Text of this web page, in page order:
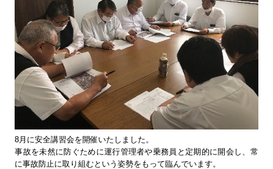
8月に安全講習会を開催いたしました。
事故を未然に防ぐために運行管理者や乗務員と定期的に開会し、常
に事故防止に取り組むという姿勢をもって臨んでいます。